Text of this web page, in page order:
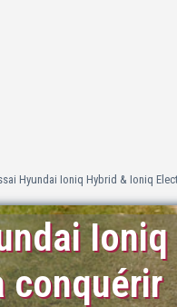
Hyundai Ioniq Hybrid & Ioniq
conquérir